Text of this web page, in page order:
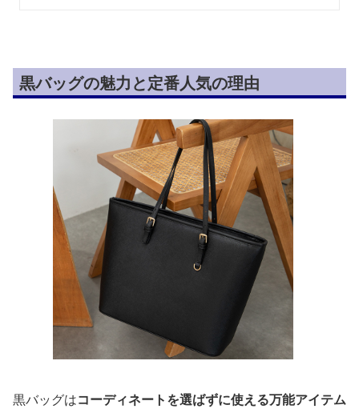
黒バッグの魅力と定番人気の理由
黒バッグはコーディネートを選ばずに使える万能アイテム